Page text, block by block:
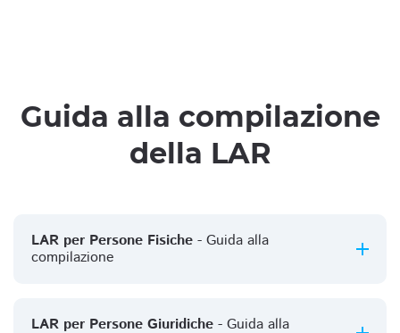
Guida alla compilazione
della LAR
LAR per Persone Fisiche - Guida alla
compilazione
LAR per Persone Giuridiche - Guida alla